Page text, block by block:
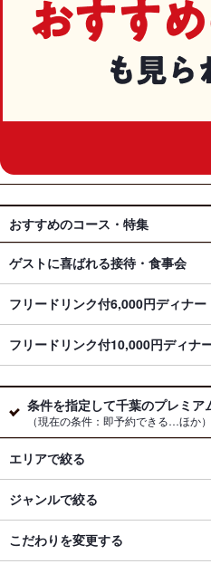
おすすめのコース・特集
ゲストに喜ばれる接待・食事会
フリードリンク付6,000円ディナー
フリードリンク付10,000円ディナ
条件を指定して千葉のプレミア
（現在の条件：即予約できる…ほか）
エリアで絞る
ジャンルで絞る
こだわりを変更する